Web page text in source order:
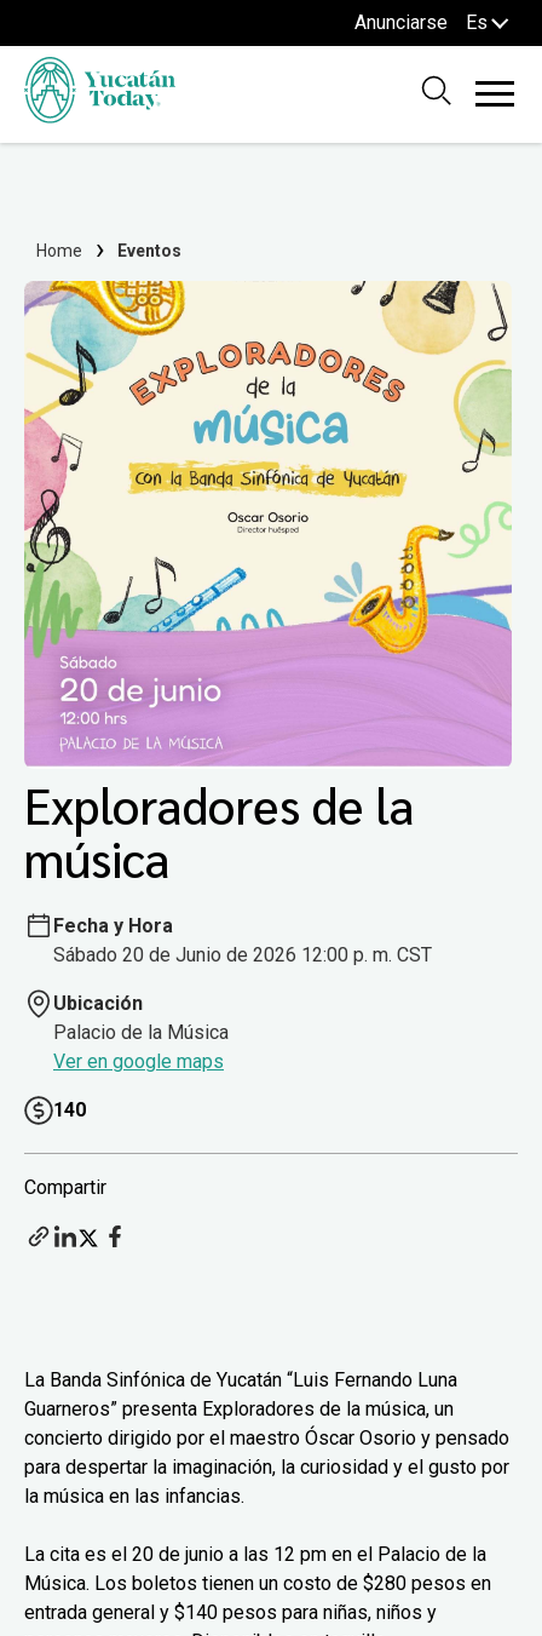
Anunciarse Es
Home Eventos
Exploradores de la
música
Fecha y Hora
Sábado 20 de Junio de 2026 12:00 p. m. CST
Ubicación
Palacio de la Música
Ver en google maps
140
Compartir
La Banda Sinfónica de Yucatán “Luis Fernando Luna
Guarneros” presenta Exploradores de la música, un
concierto dirigido por el maestro Óscar Osorio y pensado
para despertar la imaginación, la curiosidad y el gusto por
la música en las infancias.
La cita es el 20 de junio a las 12 pm en el Palacio de la
Música. Los boletos tienen un costo de $280 pesos en
entrada general y $140 pesos para niñas, niños y